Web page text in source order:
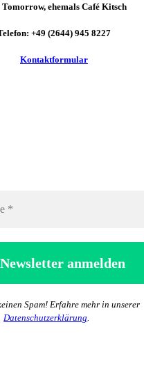
Tomorrow, ehemals Café Kitsch
+49 (2644) 945 8227
Kontaktformular
Spam! Erfahre mehr in unserer
Datenschutzerklärung.